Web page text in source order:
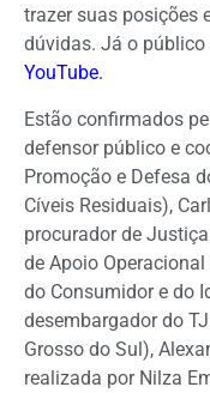
trazer suas posições
dúvidas. Já o
YouTube.
Estão confirmados
defensor público e
Promoção e Defesa
Cíveis Residuais),
procurador de
de Apoio
do Consumidor e do
desembargador do
Grosso do Sul),
realizada por Nilza